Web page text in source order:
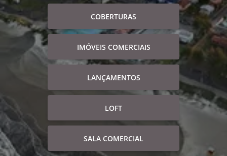
COBERTURAS
IMÓVEIS COMERCIAIS
LANÇAMENTOS
LOFT
SALA COMERCIAL